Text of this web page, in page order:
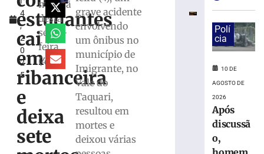
4
,
2
0
2
5
estudantes
cai
em
ribanceira
e
deixa
sete
manhã
desta
sexta-
feira
(4/4)
grave acidente
envolvendo
um ônibus no
município de
Imigrante, no
Vale do
Taquari,
resultou em
mortes e
deixou várias
carteira
celular
roubados,
Blumenau
Polí
cia
10 DE
AGOSTO DE
2026
Após
discussã
o,